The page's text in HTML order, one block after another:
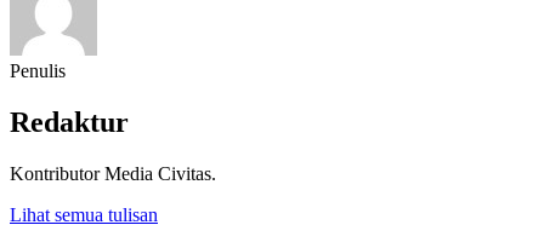
Penulis
Redaktur
Kontributor Media Civitas.
Lihat semua tulisan